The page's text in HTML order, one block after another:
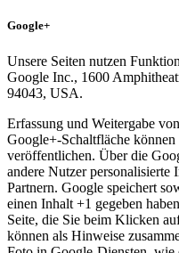
Google+
Unsere Seiten nutzen
Google Inc., 1600
94043, USA.
Erfassung und Weitergabe
Google+-Schaltfläche
veröffentlichen. Über die
andere Nutzer personalisierte
Partnern. Google speichert
einen Inhalt +1 gegeben
Seite, die Sie beim Klicken
können als Hinweise